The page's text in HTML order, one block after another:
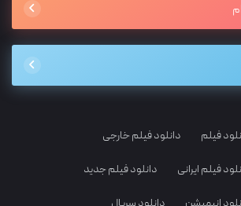
فیلم دانلود فیلم خارجی
فیلم ایرانی دانلود فیلم جدید